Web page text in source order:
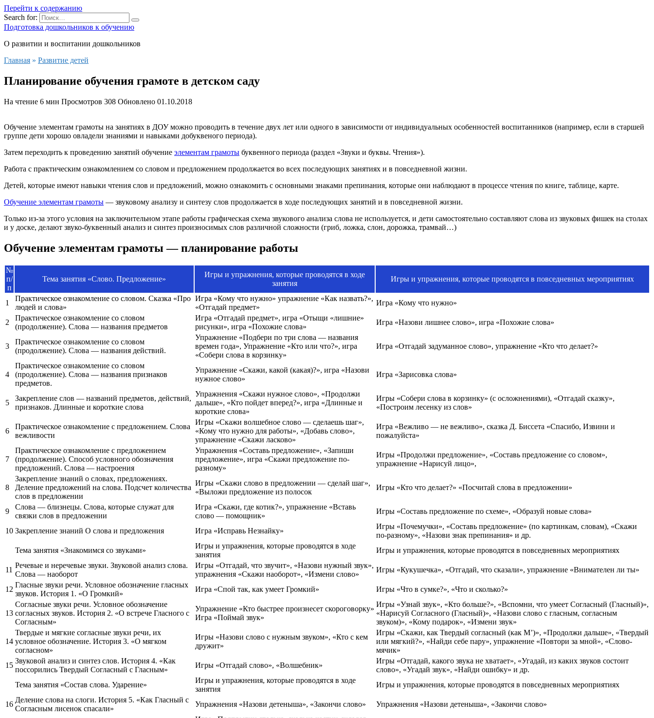
Перейти к содержанию
Search for:
Подготовка дошкольников к обучению
О развитии и воспитании дошкольников
Главная » Развитие детей
Планирование обучения грамоте в детском саду
На чтение 6 мин Просмотров 308 Обновлено 01.10.2018
Обучение элементам грамоты на занятиях в ДОУ можно проводить в течение двух лет или одного в зависимости от индивидуальных особенностей воспитанников (например, если в старшей
группе дети хорошо овладели знаниями и навыками добуквеного периода).
Затем переходить к проведению занятий обучение элементам грамоты буквенного периода (раздел «Звуки и буквы. Чтения»).
Работа с практическим ознакомлением со словом и предложением продолжается во всех последующих занятиях и в повседневной жизни.
Детей, которые имеют навыки чтения слов и предложений, можно ознакомить с основными знаками препинания, которые они наблюдают в процессе чтения по книге, таблице, карте.
Обучение элементам грамоты — звуковому анализу и синтезу слов продолжается в ходе последующих занятий и в повседневной жизни.
Только из-за этого условия на заключительном этапе работы графическая схема звукового анализа слова не используется, и дети самостоятельно составляют слова из звуковых фишек на столах
и у доске, делают звуко-буквенный анализ и синтез произносимых слов различной сложности (гриб, ложка, слон, дорожка, трамвай…)
Обучение элементам грамоты — планирование работы
№
п/
п
Тема занятия «Слово. Предложение»
Игры и упражнения, которые проводятся в ходе
занятия
Игры и упражнения, которые проводятся в повседневных мероприятиях
1
Практическое ознакомление со словом. Сказка «Про
людей и слова»
Игра «Кому что нужно» упражнение «Как назвать?»,
«Отгадай предмет»
Игра «Кому что нужно»
2
Практическое ознакомление со словом
(продолжение). Слова — названия предметов
Игра «Отгадай предмет», игра «Отыщи «лишние»
рисунки», игра «Похожие слова»
Игра «Назови лишнее слово», игра «Похожие слова»
3
Практическое ознакомление со словом
(продолжение). Слова — названия действий.
Упражнение «Подбери по три слова — названия
времен года», Упражнение «Кто или что?», игра
«Собери слова в корзинку»
Игра «Отгадай задуманное слово», упражнение «Кто что делает?»
4
Практическое ознакомление со словом
(продолжение). Слова — названия признаков
предметов.
Упражнение «Скажи, какой (какая)?», игра «Назови
нужное слово»
Игра «Зарисовка слова»
5
Закрепление слов — названий предметов, действий,
признаков. Длинные и короткие слова
Упражнения «Скажи нужное слово», «Продолжи
дальше», «Кто пойдет вперед?», игра «Длинные и
короткие слова»
Игры «Собери слова в корзинку» (с осложнениями), «Отгадай сказку»,
«Построим лесенку из слов»
6
Практическое ознакомление с предложением. Слова
вежливости
Игры «Скажи волшебное слово — сделаешь шаг»,
«Кому что нужно для работы», «Добавь слово»,
упражнение «Скажи ласково»
Игра «Вежливо — не вежливо», сказка Д. Биссета «Спасибо, Извини и
пожалуйста»
7
Практическое ознакомление с предложением
(продолжение). Способ условного обозначения
предложений. Слова — настроения
Упражнения «Составь предложение», «Запиши
предложение», игра «Скажи предложение по-
разному»
Игры «Продолжи предложение», «Составь предложение со словом»,
упражнение «Нарисуй лицо»,
8
Закрепление знаний о словах, предложениях.
Деление предложений на слова. Подсчет количества
слов в предложении
Игры «Скажи слово в предложении — сделай шаг»,
«Выложи предложение из полосок
Игры «Кто что делает?» «Посчитай слова в предложении»
9
Слова — близнецы. Слова, которые служат для
связки слов в предложении
Игра «Скажи, где котик?», упражнение «Вставь
слово — помощник»
Игры «Составь предложение по схеме», «Образуй новые слова»
10 Закрепление знаний О слова и предложения Игра «Исправь Незнайку»
Игры «Почемучки», «Составь предложение» (по картинкам, словам), «Скажи
по-разному», «Назови знак препинания» и др.
Тема занятия «Знакомимся со звуками»
Игры и упражнения, которые проводятся в ходе
занятия
Игры и упражнения, которые проводятся в повседневных мероприятиях
11
Речевые и неречевые звуки. Звуковой анализ слова.
Слова — наоборот
Игры «Отгадай, что звучит», «Назови нужный звук»,
упражнения «Скажи наоборот», «Измени слово»
Игры «Кукушечка», «Отгадай, что сказали», упражнение «Внимателен ли ты»
12
Гласные звуки речи. Условное обозначение гласных
звуков. История 1. «О Громкий»
Игра «Спой так, как умеет Громкий» Игры «Что в сумке?», «Что и сколько?»
13
Согласные звуки речи. Условное обозначение
согласных звуков. История 2. «О встрече Гласного с
Согласным»
Упражнение «Кто быстрее произнесет скороговорку»
Игра «Поймай звук»
Игры «Узнай звук», «Кто больше?», «Вспомни, что умеет Согласный (Гласный)»,
«Нарисуй Согласного (Гласный)», «Назови слово с гласным, согласным
звуком)», «Кому подарок», «Измени звук»
14
Твердые и мягкие согласные звуки речи, их
условное обозначение. История 3. «О мягком
согласном»
Игры «Назови слово с нужным звуком», «Кто с кем
дружит»
Игры «Скажи, как Твердый согласный (как М’)», «Продолжи дальше», «Твердый
или мягкий?», «Найди себе пару», упражнение «Повтори за мной», «Слово-
мячик»
15
Звуковой анализ и синтез слов. История 4. «Как
поссорились Твердый Согласный с Гласным»
Игры «Отгадай слово», «Волшебник»
Игры «Отгадай, какого звука не хватает», «Угадай, из каких звуков состоит
слово», «Угадай звук», «Найди ошибку» и др.
Тема занятия «Состав слова. Ударение»
Игры и упражнения, которые проводятся в ходе
занятия
Игры и упражнения, которые проводятся в повседневных мероприятиях
16
Деление слова на слоги. История 5. «Как Гласный с
Согласным лисенок спасали»
Упражнения «Назови детеныша», «Закончи слово» Упражнения «Назови детеныша», «Закончи слово»